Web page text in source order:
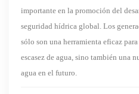
importante en la promoción del
seguridad hídrica global. Los
sólo son una herramienta eficaz
escasez de agua, sino también una
agua en el futuro.